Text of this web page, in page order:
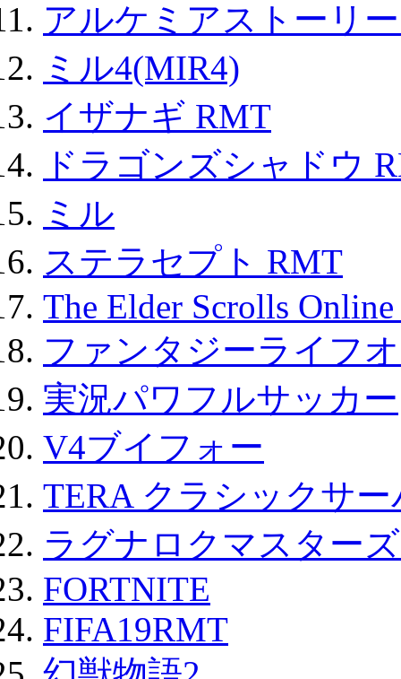
アルケミアストーリ
ミル4(MIR4)
イザナギ RMT
ドラゴンズシャドウ
ミル
ステラセプト RMT
The Elder Scrolls
ファンタジーライフ
実況パワフルサッカー
V4ブイフォー
TERA クラシックサ
ラグナロクマスター
FORTNITE
FIFA19RMT